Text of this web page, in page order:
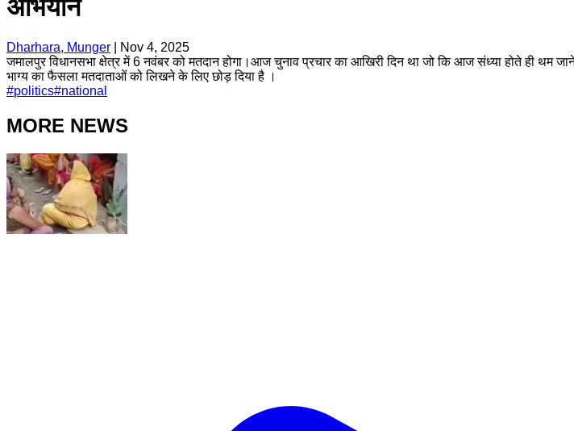
अभियान
Dharhara, Munger
Nov 4, 2025
जमालपुर विधानसभा क्षेत्र में 6 नवंबर को मतदान होगा।आज चुनाव प्रचार का आखिरी दिन था जो कि आज संध्या होते ही थम
भाग्य का फैसला मतदाताओं को लिखने के लिए छोड़ दिया है ।
#politics#national
MORE NEWS